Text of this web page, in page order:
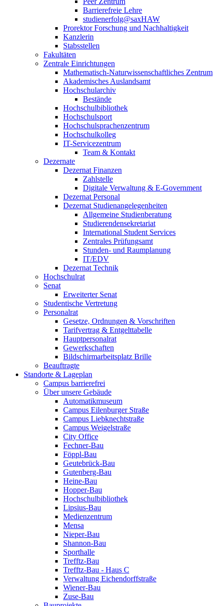
Barrierefreie Lehre
studienerfolg@saxHAW
Prorektor Forschung und Nachhaltigkeit
Kanzlerin
Stabsstellen
Fakultäten
Zentrale Einrichtungen
Mathematisch-Naturwissenschaftliches Zentrum
Akademisches Auslandsamt
Hochschularchiv
Bestände
Hochschulbibliothek
Hochschulsport
Hochschulsprachenzentrum
Hochschulkolleg
IT-Servicezentrum
Team & Kontakt
Dezernate
Dezernat Finanzen
Zahlstelle
Digitale Verwaltung & E-Government
Dezernat Personal
Dezernat Studienangelegenheiten
Allgemeine Studienberatung
Studierendensekretariat
International Student Services
Zentrales Prüfungsamt
Stunden- und Raumplanung
IT/EDV
Dezernat Technik
Hochschulrat
Senat
Erweiterter Senat
Studentische Vertretung
Personalrat
Gesetze, Ordnungen & Vorschriften
Tarifvertrag & Entgelttabelle
Hauptpersonalrat
Gewerkschaften
Bildschirmarbeitsplatz Brille
Beauftragte
Standorte & Lageplan
Campus barrierefrei
Über unsere Gebäude
Automatikmuseum
Campus Eilenburger Straße
Campus Liebknechtstraße
Campus Weigelstraße
City Office
Fechner-Bau
Föppl-Bau
Geutebrück-Bau
Gutenberg-Bau
Heine-Bau
Hopper-Bau
Hochschulbibliothek
Lipsius-Bau
Medienzentrum
Mensa
Nieper-Bau
Shannon-Bau
Sporthalle
Trefftz-Bau
Trefftz-Bau - Haus C
Verwaltung Eichendorffstraße
Wiener-Bau
Zuse-Bau